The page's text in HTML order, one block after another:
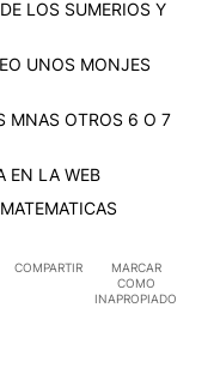
LOS SUMERIOS Y
UNOS MONJES
MNAS OTROS 6 O 7
EN LA WEB
COMPARTIR
MARCAR
COMO
INAPROPIADO